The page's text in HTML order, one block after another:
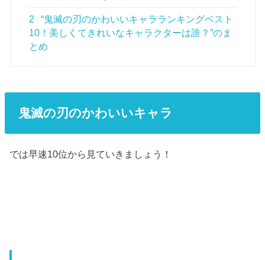
2
“鬼滅の刃のかわいいキャラランキングベスト
10！美しくてきれいなキャラクターは誰？”のま
とめ
鬼滅の刃のかわいいキャラ
では早速10位から見ていきましょう！